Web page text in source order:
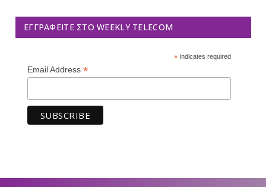
ΕΓΓΡΑΦΕΊΤΕ ΣΤΟ WEEKLY TELECOM
*indicates required
Email Address *